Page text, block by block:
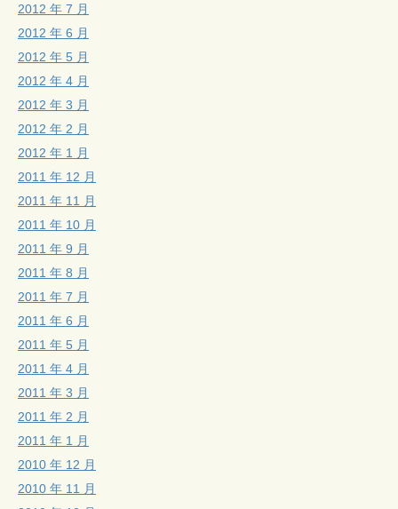
2012 年 7 月
2012 年 6 月
2012 年 5 月
2012 年 4 月
2012 年 3 月
2012 年 2 月
2012 年 1 月
2011 年 12 月
2011 年 11 月
2011 年 10 月
2011 年 9 月
2011 年 8 月
2011 年 7 月
2011 年 6 月
2011 年 5 月
2011 年 4 月
2011 年 3 月
2011 年 2 月
2011 年 1 月
2010 年 12 月
2010 年 11 月